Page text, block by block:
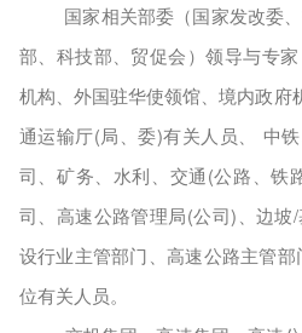
国家相关部委（国家发改委
部、科技部、贸促会）领导与专
机构、外国驻华使领馆、境内政府
通运输厅(局、委)有关人员 、 中
司、矿务、水利、交通(公路、铁
司、高速公路管理局(公司)、边坡
设行业主管部门、高速公路主管
位有关人员。